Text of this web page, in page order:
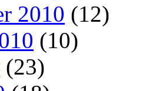
2010 (12)
(10)
(23)